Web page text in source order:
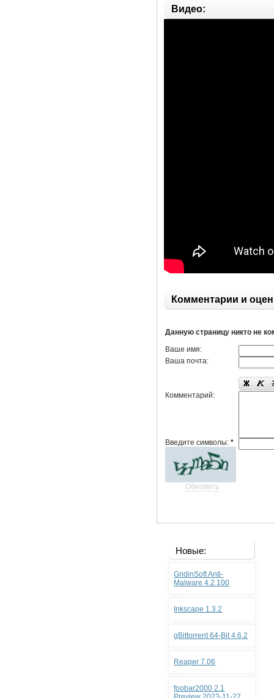
Видео:
Комментарии и
Данную страницу никто не
Ваше имя:
Ваша почта:
Комментарий:
Введите символы:*
Обновить
Новые:
GridinSoft Anti-
Malware 4.2.100
Inkscape 1.3.2
qBittorrent 64-Bit 4.6.2
Reaper 7.06
foobar2000 2.1